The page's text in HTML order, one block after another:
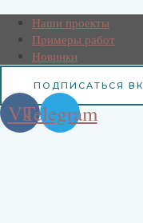
Наши проекты
Примеры работ
Новинки
ПОДПИСАТЬСЯ ВК
VkTelegram